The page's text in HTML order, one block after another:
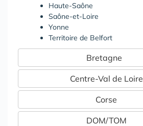
Haute-Saône
Saône-et-Loire
Yonne
Territoire de Belfort
Bretagne
Centre-Val de Loire
Corse
DOM/TOM